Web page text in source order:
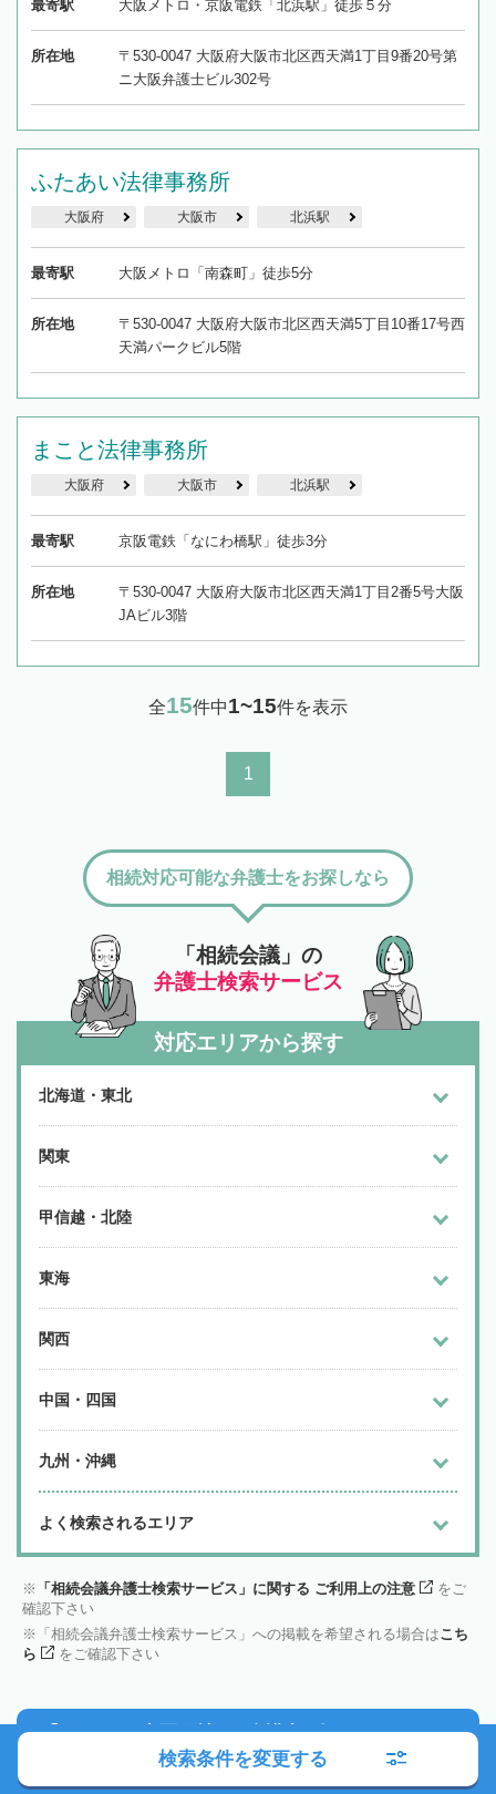
最寄駅 大阪メトロ・京阪電鉄「北浜駅」徒歩５分
所在地
〒530-0047 大阪府大阪市北区西天満1丁目9番20号第
ニ大阪弁護士ビル302号
ふたあい法律事務所
大阪府 大阪市 北浜駅
最寄駅 大阪メトロ「南森町」徒歩5分
所在地
〒530-0047 大阪府大阪市北区西天満5丁目10番17号西
天満パークビル5階
まこと法律事務所
大阪府 大阪市 北浜駅
最寄駅 京阪電鉄「なにわ橋駅」徒歩3分
所在地
〒530-0047 大阪府大阪市北区西天満1丁目2番5号大阪
JAビル3階
全15件中1~15件を表示
1
「相続会議」の
弁護士検索サービス
相続対応可能な弁護士をお探しなら
対応エリアから探す
北海道・東北
関東
甲信越・北陸
東海
関西
中国・四国
九州・沖縄
よく検索されるエリア
「相続会議弁護士検索サービス」に関する ご利用上の注意
をご
確認下さい
「相続会議弁護士検索サービス」への掲載を希望される場合はこち
ら
をご確認下さい
市区町村から弁護士を探す
検索条件を変更する